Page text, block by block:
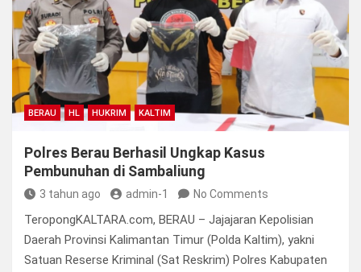
BERAU HL HUKRIM KALTIM
Polres Berau Berhasil Ungkap Kasus
Pembunuhan di Sambaliung
3 tahun ago admin-1 No Comments
TeropongKALTARA.com, BERAU – Jajajaran Kepolisian
Daerah Provinsi Kalimantan Timur (Polda Kaltim), yakni
Satuan Reserse Kriminal (Sat Reskrim) Polres Kabupaten